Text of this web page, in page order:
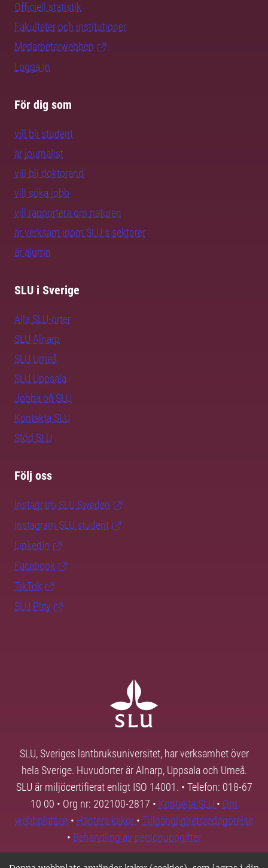
Officiell statistik
Fakulteter och institutioner
Medarbetarwebben
Logga in
För dig som
vill bli student
är journalist
vill bli doktorand
vill söka jobb
vill rapportera om naturen
är verksam inom SLU:s sektorer
är alumn
SLU i Sverige
Alla SLU-orter
SLU Alnarp
SLU Umeå
SLU Uppsala
Jobba på SLU
Kontakta SLU
Stöd SLU
Följ oss
Instagram SLU.Sweden
Instagram SLU.student
LinkedIn
Facebook
TikTok
SLU Play
SLU, Sveriges lantbruksuniversitet, har verksamhet över
hela Sverige. Huvudorter är Alnarp, Uppsala och Umeå.
SLU är miljöcertifierat enligt ISO 14001. • Telefon: 018-67
10 00 • Org nr: 202100-2817 • Kontakta SLU • Om
webbplatsen • Hantera kakor • Tillgänglighetsredogörelse
• Behandling av personuppgifter